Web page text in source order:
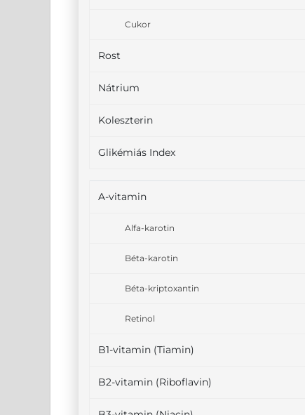
Cukor
Rost
Nátrium
Koleszterin
Glikémiás Index
A-vitamin
Alfa-karotin
Béta-karotin
Béta-kriptoxantin
Retinol
B1-vitamin (Tiamin)
B2-vitamin (Riboflavin)